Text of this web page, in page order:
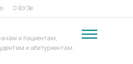
О ВУЗе
и пациентам,
и абитуриентам